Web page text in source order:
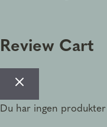
Review Cart
Du har ingen